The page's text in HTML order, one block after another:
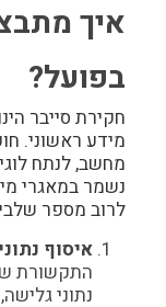
איך
בפועל?
חקירת סייבר
מידע ראשוני.
מחשב, לנתח
נשמר במאגרי
לרוב מספר
איסוף
התקשורת
נתוני